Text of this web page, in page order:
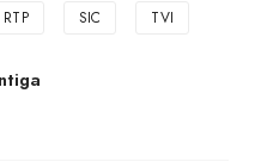
RTP SIC TVI